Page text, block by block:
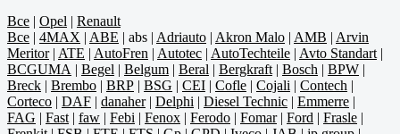
Все | Opel | Renault
Все | 4MAX | ABE | abs | Adriauto | Akron Malo | AMB | Arvin
Meritor| ATE | AutoFren | Autotec | AutoTechteile | Avto Standart |
BCGUMA | Begel | Belgum | Beral | Bergkraft | Bosch | BPW |
Breck | Brembo | BRP | BSG | CEI | Cofle | Cojali | Contech |
Corteco | DAF | danaher| Delphi | Diesel Technic | Emmerre |
FAG | Fast | faw | Febi | Fenox | Ferodo | Fomar| Ford | Frasle |